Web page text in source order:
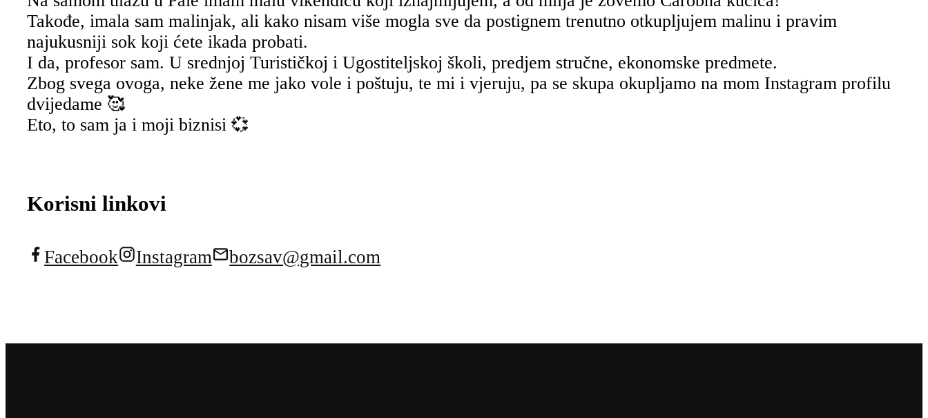
Takođe, imala sam malinjak, ali kako nisam više mogla sve da postignem trenutno otkupljujem malinu i pravim
najukusniji sok koji ćete ikada probati.
I da, profesor sam. U srednjoj Turističkoj i Ugostiteljskoj školi, predjem stručne, ekonomske predmete.
Zbog svega ovoga, neke žene me jako vole i poštuju, te mi i vjeruju, pa se skupa okupljamo na mom Instagram profilu
dvijedame 🥰
Eto, to sam ja i moji biznisi 💞
Korisni linkovi
Facebook Instagram bozsav@gmail.com